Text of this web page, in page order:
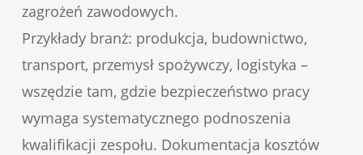
zagrożeń zawodowych.
Przykłady branż: produkcja, budownictwo,
transport, przemysł spożywczy, logistyka –
wszędzie tam, gdzie bezpieczeństwo pracy
wymaga systematycznego podnoszenia
kwalifikacji zespołu. Dokumentacja kosztów